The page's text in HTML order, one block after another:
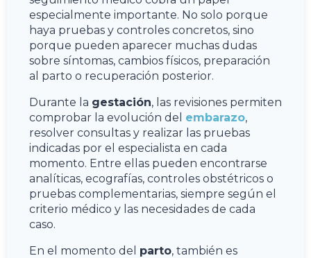
especialmente importante. No solo porque
haya pruebas y controles concretos, sino
porque pueden aparecer muchas dudas
sobre síntomas, cambios físicos, preparación
al parto o recuperación posterior.
Durante la gestación, las revisiones permiten
comprobar la evolución del embarazo,
resolver consultas y realizar las pruebas
indicadas por el especialista en cada
momento. Entre ellas pueden encontrarse
analíticas, ecografías, controles obstétricos o
pruebas complementarias, siempre según el
criterio médico y las necesidades de cada
caso.
En el momento del parto, también es